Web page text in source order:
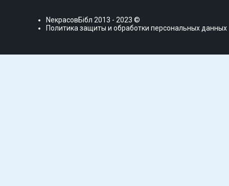
NекрасовБiбл 2013 - 2023 ©
Политика защиты и обработки персональных данных